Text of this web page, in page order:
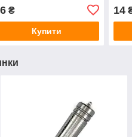
₴
Купити
14